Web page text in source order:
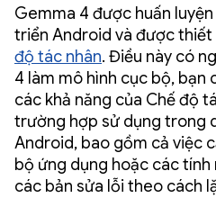
Gemma 4 được huấn
triển Android và được thiết
độ tác nhân. Điều này có
4 làm mô hình cục bộ, bạn
các khả năng của Chế độ
trường hợp sử dụng trong
Android, bao gồm cả việc
bộ ứng dụng hoặc các tính
các bản sửa lỗi theo cách